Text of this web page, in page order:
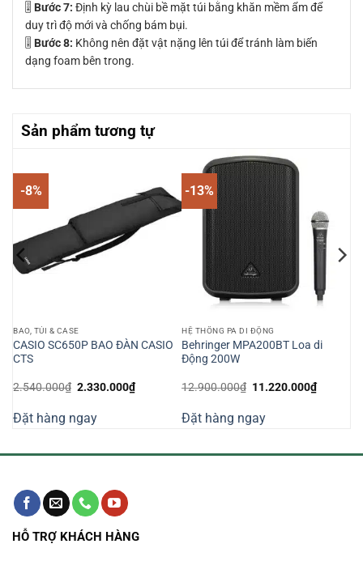
🎚 Bước 7: Định kỳ lau chùi bề mặt túi bằng khăn mềm ẩm để
duy trì độ mới và chống bám bụi.
🎚 Bước 8: Không nên đặt vật nặng lên túi để tránh làm biến
dạng foam bên trong.
Sản phẩm tương tự
-8%
BAO, TÚI & CASE
CASIO SC650P BAO ĐÀN CASIO
CTS
2.540.000₫ Giá
2.540.000₫.
2.330.000₫Giá
hiện
2.330.000₫.
Đặt hàng ngay
-13%
HỆ THỐNG PA DI ĐỘNG
Behringer MPA200BT Loa di
Động 200W
12.900.000₫ Giá
12.900.000₫.
11.220.000₫Giá
hiện
Đặt hàng ngay
HỖ TRỢ KHÁCH HÀNG